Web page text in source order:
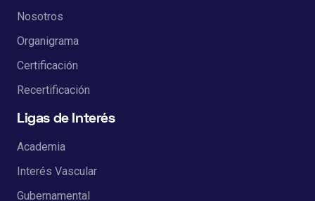
Nosotros
Organigrama
Certificación
Recertificación
Ligas de Interés
Academia
Interés Vascular
Gubernamental